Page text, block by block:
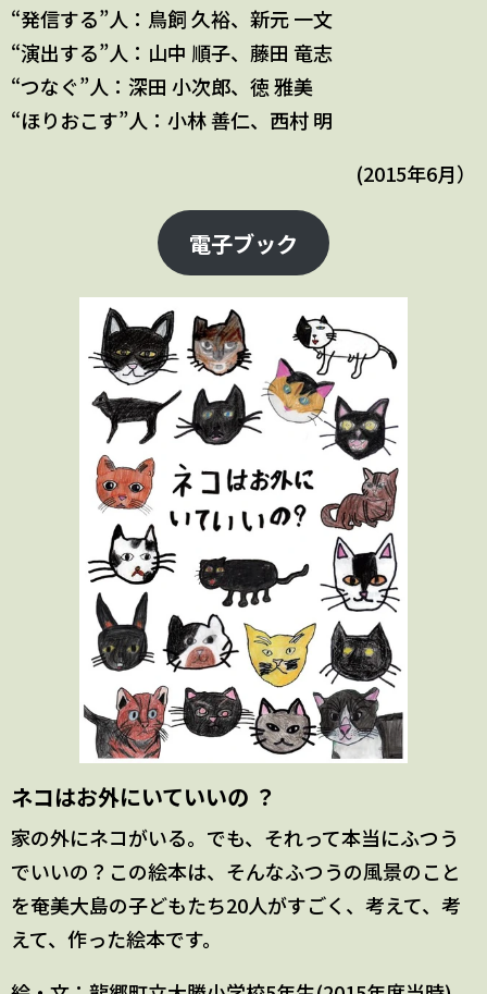
“発信する”人：鳥飼 久裕、新元 一文
“演出する”人：山中 順子、藤田 竜志
“つなぐ”人：深田 小次郎、徳 雅美
“ほりおこす”人：小林 善仁、西村 明
(2015年6月）
電子ブック
ネコはお外にいていいの ？
家の外にネコがいる。でも、それって本当にふつう
でいいの？この絵本は、そんなふつうの風景のこと
を奄美大島の子どもたち20人がすごく、考えて、考
えて、作った絵本です。